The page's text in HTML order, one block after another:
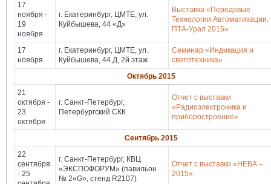
17
ноября -
19
ноября
г. Екатеринбург, ЦМТЕ, ул.
Куйбышева, 44 «Д»
Выставка «Передовые
Технологии Автоматизации.
ПТА-Урал 2015»
17
ноября
г. Екатеринбург, ЦМТЕ, ул.
Куйбышева, 44 Д, 2й этаж
Семинар «Индикация и
светотехника»
Октябрь 2015
21
октября -
23
октября
г. Санкт-Петербург,
Петербургский СКК
Отчет с выставки
«Радиоэлектроника и
приборостроение»
Сентябрь 2015
22
сентября
- 25
г. Санкт-Петербург, КВЦ
«ЭКСПОФОРУМ» (павильон
№ 2«G», стенд R2107)
Отчет с выставки «НЕВА –
2015»